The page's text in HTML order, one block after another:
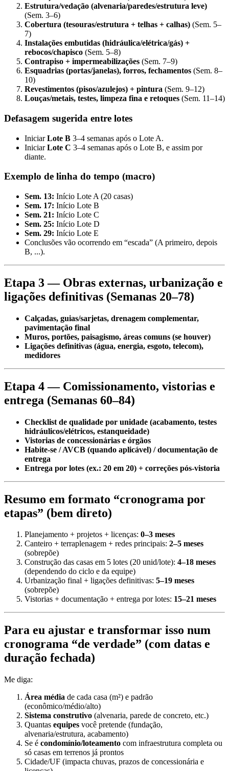
Estrutura/vedação (alvenaria/paredes/estrutura leve)
(Sem. 3–6)
Cobertura (tesouras/estrutura + telhas + calhas) (Sem. 5–
7)
Instalações embutidas (hidráulica/elétrica/gás) +
rebocos/chapisco (Sem. 5–8)
Contrapiso + impermeabilizações (Sem. 7–9)
Esquadrias (portas/janelas), forros, fechamentos (Sem. 8–
10)
Revestimentos (pisos/azulejos) + pintura (Sem. 9–12)
Louças/metais, testes, limpeza fina e retoques (Sem. 11–14)
Defasagem sugerida entre lotes
IniciarLote B 3–4 semanas após o Lote A.
IniciarLote C 3–4 semanas após o Lote B, e assim por
diante.
Exemplo de linha do tempo (macro)
Sem. 13: Início Lote A (20 casas)
Sem. 17: Início Lote B
Sem. 21: Início Lote C
Sem. 25: Início Lote D
Sem. 29: Início Lote E
Conclusões vão ocorrendo em “escada” (A primeiro, depois
B, ...).
Etapa 3 — Obras externas, urbanização e
ligações definitivas (Semanas 20–78)
Calçadas, guias/sarjetas, drenagem complementar,
pavimentação final
Muros, portões, paisagismo, áreas comuns (se houver)
Ligações definitivas (água, energia, esgoto, telecom),
medidores
Etapa 4 — Comissionamento, vistorias e
entrega (Semanas 60–84)
Checklist de qualidade por unidade (acabamento, testes
hidráulicos/elétricos, estanqueidade)
Vistorias de concessionárias e órgãos
Habite-se / AVCB (quando aplicável) / documentação de
entrega
Entrega por lotes (ex.: 20 em 20) + correções pós-vistoria
Resumo em formato “cronograma por
etapas” (bem direto)
Planejamento + projetos + licenças: 0–3 meses
Canteiro + terraplenagem + redes principais: 2–5 meses
(sobrepõe)
Construção das casas em 5 lotes (20 unid/lote): 4–18 meses
(dependendo do ciclo e da equipe)
Urbanização final + ligações definitivas: 5–19 meses
(sobrepõe)
Vistorias + documentação + entrega por lotes: 15–21 meses
Para eu ajustar e transformar isso num
cronograma “de verdade” (com datas e
duração fechada)
Me diga:
Área média de cada casa (m²) e padrão
(econômico/médio/alto)
Sistema construtivo (alvenaria, parede de concreto, etc.)
Quantas equipes você pretende (fundação,
alvenaria/estrutura, acabamento)
Se é condomínio/loteamento com infraestrutura completa ou
só casas em terrenos já prontos
Cidade/UF (impacta chuvas, prazos de concessionária e